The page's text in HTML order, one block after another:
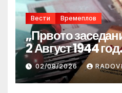
Вести Времеплов
„Првото
2 Август 1944 год.
02/08/2026